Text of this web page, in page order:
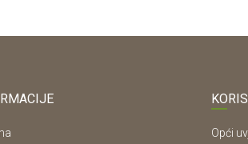
Opći